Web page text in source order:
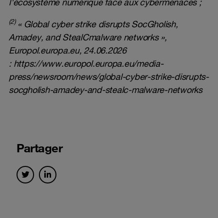
Partager
(2)« Global cyber strike disrupts SocGholish,
Amadey, and StealCmalware networks »,
Europol.europa.eu, 24.06.2026
: https://www.europol.europa.eu/media-
press/newsroom/news/global-cyber-strike-disrupts-
socgholish-amadey-and-stealc-malware-networks